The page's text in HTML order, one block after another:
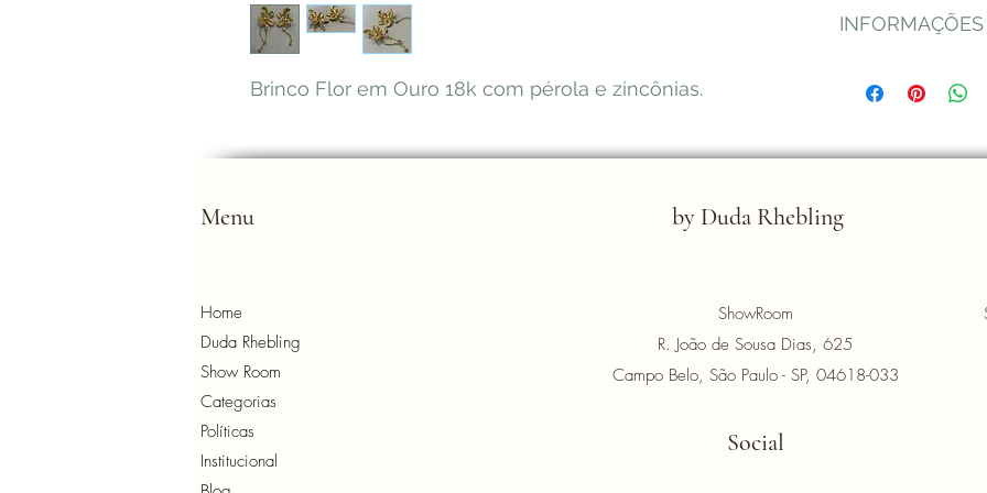
Brinco Flor em Ouro 18k com pérola e zincônias.
completamente
(trinta) dias após a
Consulteaquia
nossas clientes por
qualidade.
Menu
Home
Duda Rhebling
Show Room
Categorias
Políticas
Institucional
by Duda Rhebling
ShowRoom
R. João de Sousa Dias, 625
Campo Belo, São Paulo - SP, 04618-033
Social